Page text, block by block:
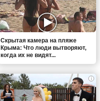
Скрытая камера на пляже
Крыма: Что люди вытворяют,
когда их не видят...
i